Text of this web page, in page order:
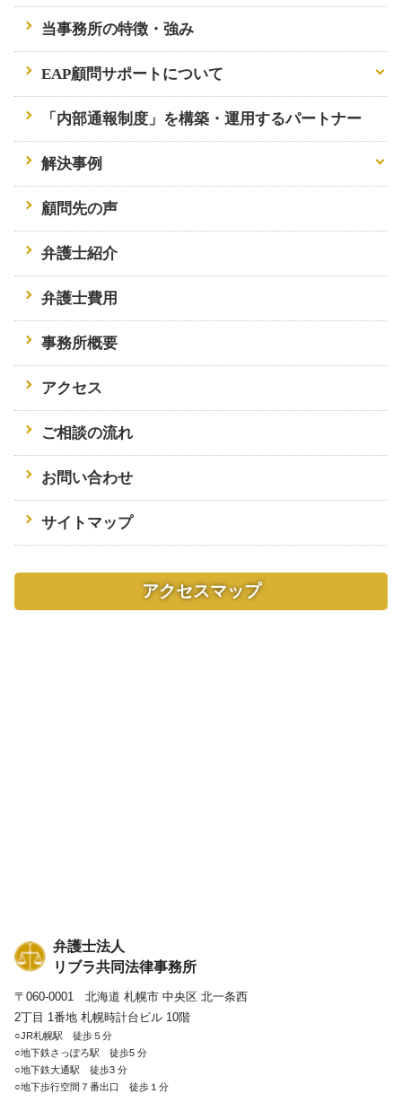
当事務所の特徴・強み
EAP顧問サポートについて
「内部通報制度」を構築・運用するパートナー
解決事例
顧問先の声
弁護士紹介
弁護士費用
事務所概要
アクセス
ご相談の流れ
お問い合わせ
サイトマップ
アクセスマップ
弁護士法人
リブラ共同法律事務所
〒060-0001 北海道 札幌市 中央区 北一条西
2丁目 1番地 札幌時計台ビル 10階
○JR札幌駅 徒歩５分
○地下鉄さっぽろ駅 徒歩5 分
○地下鉄大通駅 徒歩3 分
○地下歩行空間７番出口 徒歩１分